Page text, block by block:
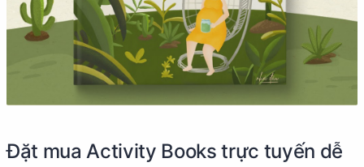
Đặt mua Activity Books trực tuyến dễ